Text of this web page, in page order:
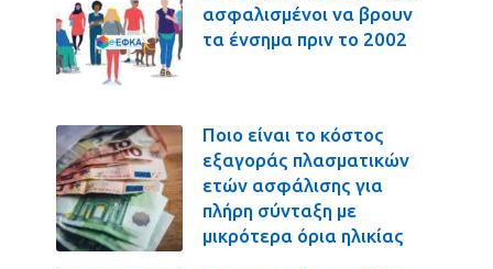
ασφαλισμένοι να βρουν
τα ένσημα πριν το 2002
Ποιο είναι το κόστος
εξαγοράς πλασματικών
ετών ασφάλισης για
πλήρη σύνταξη με
μικρότερα όρια ηλικίας